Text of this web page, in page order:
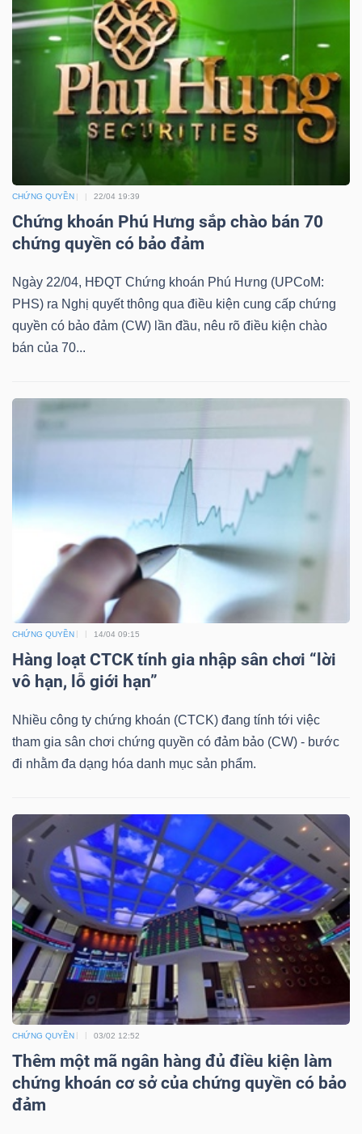
CHỨNG QUYỀN 22/04 19:39
Chứng khoán Phú Hưng sắp chào bán 70
chứng quyền có bảo đảm
Ngày 22/04, HĐQT Chứng khoán Phú Hưng (UPCoM:
PHS) ra Nghị quyết thông qua điều kiện cung cấp chứng
quyền có bảo đảm (CW) lần đầu, nêu rõ điều kiện chào
bán của 70...
CHỨNG QUYỀN 14/04 09:15
Hàng loạt CTCK tính gia nhập sân chơi “lời
vô hạn, lỗ giới hạn”
Nhiều công ty chứng khoán (CTCK) đang tính tới việc
tham gia sân chơi chứng quyền có đảm bảo (CW) - bước
đi nhằm đa dạng hóa danh mục sản phẩm.
CHỨNG QUYỀN 03/02 12:52
Thêm một mã ngân hàng đủ điều kiện làm
chứng khoán cơ sở của chứng quyền có bảo
đảm
YẾU
TIÊU
SỨC
KHỎE
TÀI
CÔNG
NGHỆ
THÔNG
TIN
DỊCH
VỤ
TIỆN
ÍCH
BẤT
ĐỘNG
SẢN
Mã